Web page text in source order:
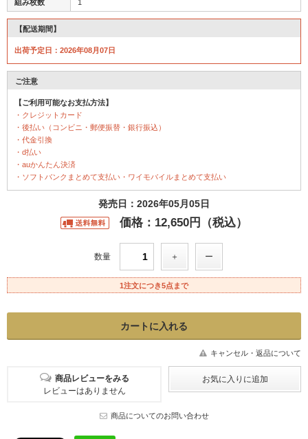
組み枚数 1
【配送期間】
出荷予定日：2026年08月07日
ご注意
【ご利用可能なお支払方法】
・クレジットカード
・後払い（コンビニ・郵便振替・銀行振込）
・代金引換
・d払い
・auかんたん決済
・ソフトバンクまとめて支払い・ワイモバイルまとめて支払い
発売日：2026年05月05日
価格：12,650円（税込）
数量
1注文につき5点まで
キャンセル・返品について
商品レビューをみる
レビューはありません
商品についてのお問い合わせ